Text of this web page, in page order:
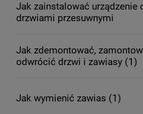
Jak zainstalować urządzenie
drzwiami przesuwnymi
Jak zdemontować,
odwrócić drzwi i zawiasy (1)
Jak wymienić zawias (1)